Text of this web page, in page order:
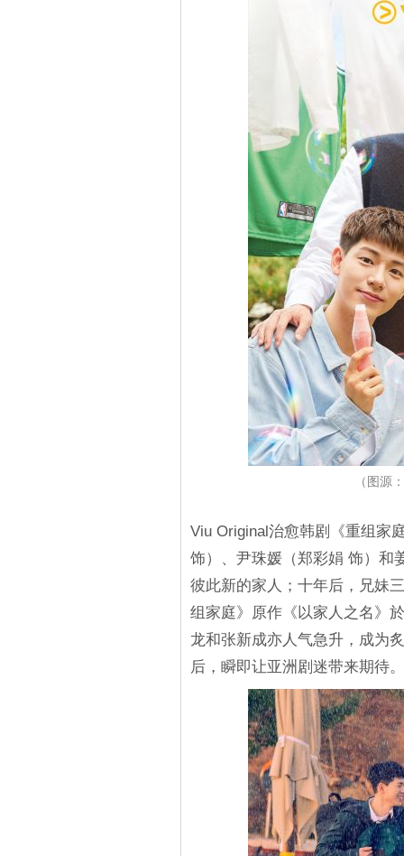
（图源
Viu Original治愈韩剧《重组家
饰）、尹珠媛（郑彩娟 饰）和
彼此新的家人；十年后，兄妹
组家庭》原作《以家人之名》
龙和张新成亦人气急升，成为
后，瞬即让亚洲剧迷带来期待。